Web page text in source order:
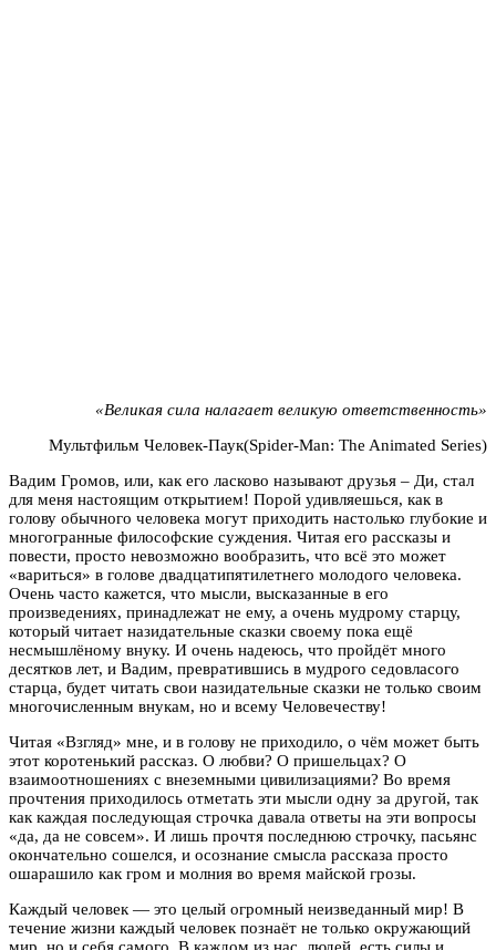
«Великая сила налагает великую ответственность»
Мультфильм Человек-Паук(Spider-Man: The Animated Series)
Вадим Громов, или, как его ласково называют друзья – Ди, стал
для меня настоящим открытием! Порой удивляешься, как в
голову обычного человека могут приходить настолько глубокие и
многогранные философские суждения. Читая его рассказы и
повести, просто невозможно вообразить, что всё это может
«вариться» в голове двадцатипятилетнего молодого человека.
Очень часто кажется, что мысли, высказанные в его
произведениях, принадлежат не ему, а очень мудрому старцу,
который читает назидательные сказки своему пока ещё
несмышлёному внуку. И очень надеюсь, что пройдёт много
десятков лет, и Вадим, превратившись в мудрого седовласого
старца, будет читать свои назидательные сказки не только своим
многочисленным внукам, но и всему Человечеству!
Читая «Взгляд» мне, и в голову не приходило, о чём может быть
этот коротенький рассказ. О любви? О пришельцах? О
взаимоотношениях с внеземными цивилизациями? Во время
прочтения приходилось отметать эти мысли одну за другой, так
как каждая последующая строчка давала ответы на эти вопросы
«да, да не совсем». И лишь прочтя последнюю строчку, пасьянс
окончательно сошелся, и осознание смысла рассказа просто
ошарашило как гром и молния во время майской грозы.
Каждый человек — это целый огромный неизведанный мир! В
течение жизни каждый человек познаёт не только окружающий